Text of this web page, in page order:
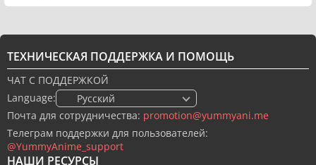
НАШИ РЕСУРСЫ
ТЕХНИЧЕСКАЯ ПОДДЕРЖКА И ПОМОЩЬ
ЧАТ С ПОДДЕРЖКОЙ
Language:
🇷🇺 Русский
Почта для сотрудничества: promotion@yummyani.me
Телеграм поддержки для пользователей:
@YummyAnime_support